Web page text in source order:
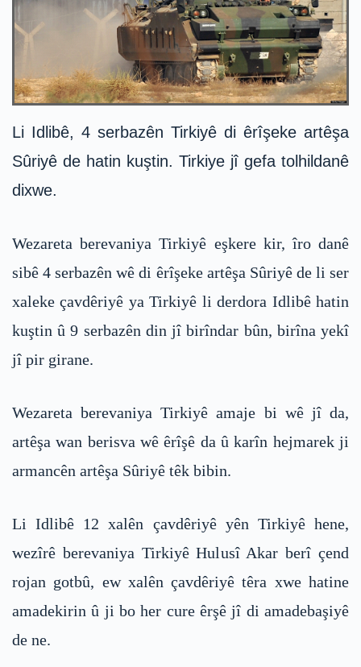
Li Idlibê, 4 serbazên Tirkiyê di êrîşeke artêşa
Sûriyê de hatin kuştin. Tirkiye jî gefa tolhildanê
dixwe.
Wezareta berevaniya Tirkiyê eşkere kir, îro danê
sibê 4 serbazên wê di êrîşeke artêşa Sûriyê de li ser
xaleke çavdêriyê ya Tirkiyê li derdora Idlibê hatin
kuştin û 9 serbazên din jî birîndar bûn, birîna yekî
jî pir girane.
Wezareta berevaniya Tirkiyê amaje bi wê jî da,
artêşa wan berisva wê êrîşê da û karîn hejmarek ji
armancên artêşa Sûriyê têk bibin.
Li Idlibê 12 xalên çavdêriyê yên Tirkiyê hene,
wezîrê berevaniya Tirkiyê Hulusî Akar berî çend
rojan gotbû, ew xalên çavdêriyê têra xwe hatine
amadekirin û ji bo her cure êrşê jî di amadebaşiyê
de ne.